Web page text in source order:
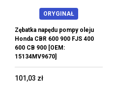
ORYGINAŁ
Zębatka napędu pompy oleju
Honda CBR 600 900 FJS 400
600 CB 900 [OEM:
15134MV9670]
101,03 zł